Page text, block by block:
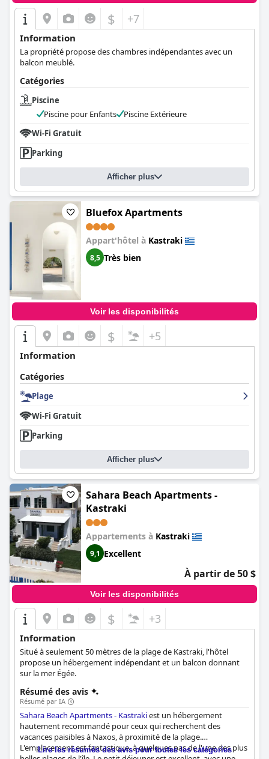
$ +7
Information
La propriété propose des chambres indépendantes avec un
balcon meublé.
Catégories
Piscine
Piscine pour Enfants
Piscine Extérieure
Wi-Fi Gratuit
Parking
Afficher plus
Bluefox Apartments
Appart'hôtel à Kastraki
8,5 Très bien
Voir les disponibilités
$ +5
Information
Catégories
Plage
Wi-Fi Gratuit
Parking
Afficher plus
Sahara Beach Apartments -
Kastraki
Appartements à Kastraki
9,1 Excellent
À partir de 50 $
Voir les disponibilités
$ +3
Information
Situé à seulement 50 mètres de la plage de Kastraki, l'hôtel
propose un hébergement indépendant et un balcon donnant
sur la mer Égée.
Résumé des avis
Résumé par IA
Sahara Beach Apartments - Kastrakiest un hébergement
hautement recommandé pour ceux qui recherchent des
vacances paisibles à Naxos, à proximité de la plage.
L'emplacement est fantastique, à quelques pas de l'une des plus
Lire les résumés des avis pour toutes les catégories